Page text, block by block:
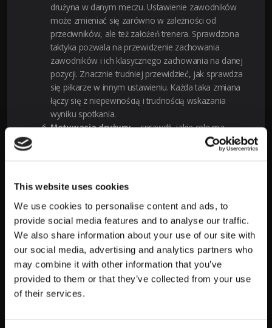
This website uses cookies
We use cookies to personalise content and ads, to
provide social media features and to analyse our traffic.
We also share information about your use of our site with
our social media, advertising and analytics partners who
may combine it with other information that you’ve
provided to them or that they’ve collected from your use
of their services.
drużyna w danym meczu. Ustawienie zawodników
może zmieniać się zarówno w zależności od
przeciwników, ale też założeń trenera. Sprawdzona
taktyka pozwala na przewidzenie zachowania
zawodników i ich klasycznego zachowania na danej
pozycji. Znacznie trudniej przewidzieć, jak sprawdza
się piłkarze w innym ustawieniu. Każda taka zmiana
łączy się z niepewnością i trudnością wskazania
wyniku spotkania.
Motywacja drużyny– sprawdź, jakie cele ma
drużyna i jak bardzo jest zmotywowana do
zwycięstwa. Wygrana w najważniejszym turnieju,
znaczne zwycięstwo czy walka o awans do kolejnej
fazy rozgrywek – to zawsze motywuje piłkarzy.
Niezależnie od pobudek w takich spotkaniach można
liczyć na szczytową formę uczestników rywalizacji
oraz zaciętą walkę.
Obstawianie meczów w LV BET
Dokładna analiza bukmacherska, z uwzględnieniem jak
największej ilości danych, to podstawa pewnego typowania w